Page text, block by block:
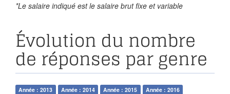
*Le salaire indiqué est le salaire brut fixe et variable
Évolution du nombre
de réponses par genre
Année : 2013 Année : 2014 Année : 2015
Année : 2016